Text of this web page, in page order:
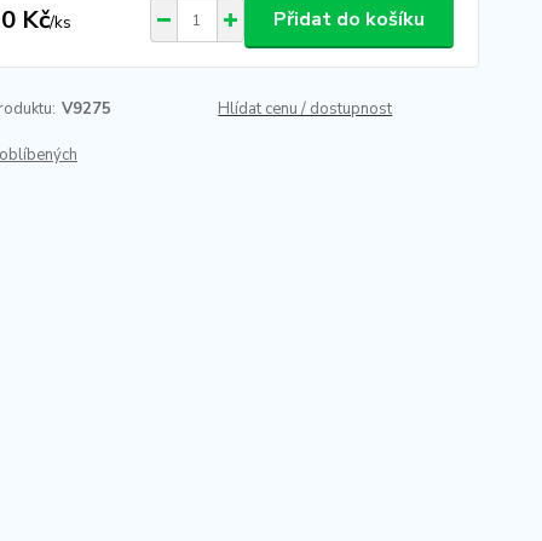
Kč/ks Přidat do košíku
V9275 Hlídat cenu / dostupnost